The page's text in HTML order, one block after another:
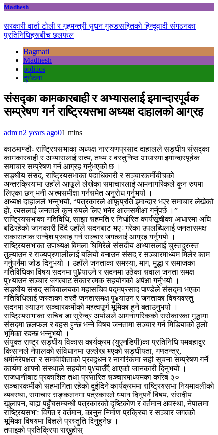
Madhesh
सरकारी वार्ता टोली र गृहमन्त्री सुधन गुरुङसहितको हिन्दूवादी संगठनका
प्रतिनिधिहरूबीच छलफल
Bagmati
Madhesh
politics
दुर्घटना
संसद्का कामकारबाही र अभ्यासलाई इमान्दारपूर्वक
सम्प्रेषण गर्न राष्ट्रियसभा अध्यक्ष दाहालको आग्रह
admin2 years ago01 mins
काठमाण्डौः राष्ट्रियसभाका अध्यक्ष नारायणप्रसाद दाहालले सङ्घीय संसद्का
कामकारबाही र अभ्यासलाई सत्य, तथ्य र वस्तुनिष्ठ आधारमा इमान्दारपूर्वक
समाचार सम्प्रेषण गर्न आग्रह गर्नुभएको छ ।
सङ्घीय संसद्, राष्ट्रियसभाका पदाधिकारी र सञ्चारकर्मीबीचको
अन्तरक्रियामा उहाँले आफूले लेखेका समाचारलाई आमनागरिकले कुन रुपमा
लिएका छन् भनी आत्मसमीक्षा गर्नसमेत अनुरोध गर्नुभयो ।
अध्यक्ष दाहालले भन्नुभयो, “पत्रकारले आफूप्रति इमान्दार भएर समाचार लेखेको
हो, त्यसलाई जनताले कुन रुपले लिए भनेर आत्मसमीक्षा गर्नुपर्छ ।”
राष्ट्रियसभाका गतिविधि, साझा सहमति र निर्धारित कार्यसूचीका आधारमा अघि
बढिरहेको जानकारी दिँदै उहाँले सदनबाट भए÷गरेका उपलब्धिलाई जनतासमक्ष
सकारात्मक सन्देश प्रवाह गर्न सञ्चार जगत्लाई आग्रह गर्नुभयो ।
राष्ट्रियसभाका उपाध्यक्ष बिमला घिमिरेले संसदीय अभ्यासलाई चुस्तदुरुस्त
तुल्याउन र राज्यप्रणालीलाई बलियो बनाउन संसद् र सञ्चारमाध्यम मिलेर काम
गर्नुपर्नेमा जोड दिनुभयो । उहाँले जनताका समस्या, माग, मुद्धा र समाजका
गतिविधिका विषय सदनमा पु¥याउने र सदनमा उठेका सवाल जनता समक्ष
पु¥याउन सञ्चार जगत्बाट सकारात्मक सहयोगको अपेक्षा गर्नुभयो ।
सङ्घीय संसद् सचिवालयका महासचिव पद्मप्रसाद पाण्डेले संसद्मा भएका
गतिविधिलाई जस्ताका तस्तै जनतासमक्ष पु¥याउन र जनताका विषयवस्तु
सदनमा ल्याउन सञ्चारकर्मीको महत्वपूर्ण भूमिका हुने बताउनुभयो ।
राष्ट्रियसभाका सचिव डा सुरेन्द्र अर्यालले आमनागरिकको सरोकारका मुद्धामा
संसद्मा छलफल र बहस हुन्छ भन्ने विषय जनतामा सञ्चार गर्न मिडियाको ठूलो
भूमिका रहन्छ भन्नुभयो ।
संयुक्त राष्ट्र सङ्घीय विकास कार्यक्रम (युएनडिपी)का प्रतिनिधि यमबहादुर
किसानले नेपालको संविधानमा उल्लेख भएको सङ्घीयता, गणतन्त्र,
धर्मनिरेपक्षता र समावेशिताको प्रवद्र्धन र नागरिकमा सही सूचना सम्प्रेषण गर्ने
कार्यमा आफ्नो संस्थाले सहयोग पु¥याउँदै आएको जानकारी दिनुभयो ।
राजधानीबाट प्रकाशित तथा प्रसारित सञ्चारमाध्यमका करिब ३०
सञ्चारकर्मीको सहभागिता रहेको दुईदिने कार्यक्रममा राष्ट्रियसभा नियमावलीको
व्यवस्था, समाचार सङ्कलनमा पत्रकारले ध्यान दिनुपर्ने विषय, संसदीय
खुलापन, बाह्य पहुँचसम्बन्धी पत्रकारको दृष्टिकोण र वर्तमान अवस्था, नेपालमा
राष्ट्रियसभाः विगत र वर्तमान, कानुन निर्माण प्रक्रिया र सञ्चार जगत्को
भूमिका विषयमा विज्ञले प्रस्तुति दिनुहुनेछ ।
तपाइको प्रतिक्रिया राख्नुहोस्